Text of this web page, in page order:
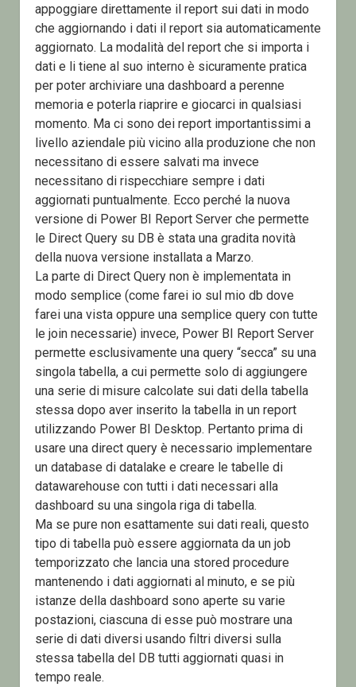
appoggiare direttamente il report sui dati in modo
che aggiornando i dati il report sia automaticamente
aggiornato. La modalità del report che si importa i
dati e li tiene al suo interno è sicuramente pratica
per poter archiviare una dashboard a perenne
memoria e poterla riaprire e giocarci in qualsiasi
momento. Ma ci sono dei report importantissimi a
livello aziendale più vicino alla produzione che non
necessitano di essere salvati ma invece
necessitano di rispecchiare sempre i dati
aggiornati puntualmente. Ecco perché la nuova
versione di Power BI Report Server che permette
le Direct Query su DB è stata una gradita novità
della nuova versione installata a Marzo.
La parte di Direct Query non è implementata in
modo semplice (come farei io sul mio db dove
farei una vista oppure una semplice query con tutte
le join necessarie) invece, Power BI Report Server
permette esclusivamente una query “secca” su una
singola tabella, a cui permette solo di aggiungere
una serie di misure calcolate sui dati della tabella
stessa dopo aver inserito la tabella in un report
utilizzando Power BI Desktop. Pertanto prima di
usare una direct query è necessario implementare
un database di datalake e creare le tabelle di
datawarehouse con tutti i dati necessari alla
dashboard su una singola riga di tabella.
Ma se pure non esattamente sui dati reali, questo
tipo di tabella può essere aggiornata da un job
temporizzato che lancia una stored procedure
mantenendo i dati aggiornati al minuto, e se più
istanze della dashboard sono aperte su varie
postazioni, ciascuna di esse può mostrare una
serie di dati diversi usando filtri diversi sulla
stessa tabella del DB tutti aggiornati quasi in
tempo reale.